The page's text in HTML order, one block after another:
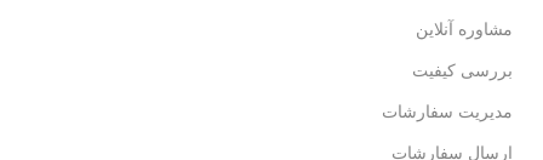
مشاوره آنلاین
بررسی کیفیت
مدیریت سفارشات
ارسال سفارشات